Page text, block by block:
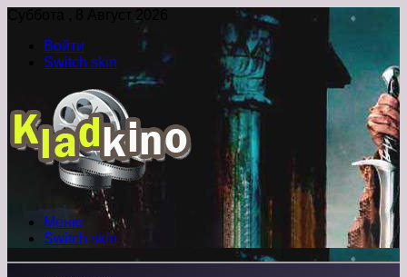
Суббота , 8 Август 2026
Войти
Switch skin
Меню
Switch skin